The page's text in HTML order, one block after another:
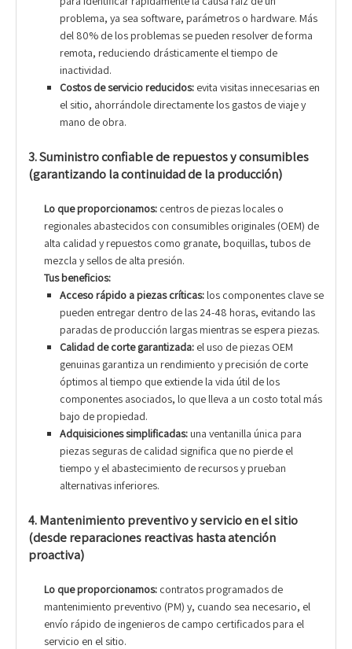
problema, ya sea software, parámetros o hardware. Más
del 80% de los problemas se pueden resolver de forma
remota, reduciendo drásticamente el tiempo de
inactividad.
Costos de servicio reducidos: evita visitas innecesarias en
el sitio, ahorrándole directamente los gastos de viaje y
mano de obra.
3. Suministro confiable de repuestos y consumibles
(garantizando la continuidad de la producción)
Lo que proporcionamos: centros de piezas locales o
regionales abastecidos con consumibles originales (OEM) de
alta calidad y repuestos como granate, boquillas, tubos de
mezcla y sellos de alta presión.
Tus beneficios:
Acceso rápido a piezas críticas: los componentes clave se
pueden entregar dentro de las 24-48 horas, evitando las
paradas de producción largas mientras se espera piezas.
Calidad de corte garantizada: el uso de piezas OEM
genuinas garantiza un rendimiento y precisión de corte
óptimos al tiempo que extiende la vida útil de los
componentes asociados, lo que lleva a un costo total más
bajo de propiedad.
Adquisiciones simplificadas: una ventanilla única para
piezas seguras de calidad significa que no pierde el
tiempo y el abastecimiento de recursos y prueban
alternativas inferiores.
4. Mantenimiento preventivo y servicio en el sitio
(desde reparaciones reactivas hasta atención
proactiva)
Lo que proporcionamos: contratos programados de
mantenimiento preventivo (PM) y, cuando sea necesario, el
envío rápido de ingenieros de campo certificados para el
servicio en el sitio.